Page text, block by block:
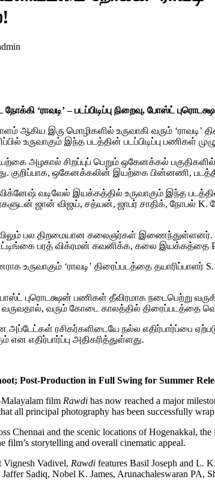
‘ராவடி’ – படப்பிடிப்பு நிறைவு, போஸ்ட்
ஆகிய இரு மொழிகளில் உருவாகி வரும்
உருவாகும் இந்த படத்தின் படப்பிடிப்பு பணிகள்
அழகால் சிறப்புப் பெறும் ஒகேனக்கல்
குறிப்பாக, ஒகேனக்கலின் இயற்கை பின்னணி,
வடிவேல் இயக்கத்தில் உருவாகும் இந்த
ஜான் விஜய், சத்யன், ஜாபர் சாதிக், நோபல்
பல திறமையான கலைஞர்கள்
பரத் விக்ரமன் கவனிக்க, கலை இயக்கத்தை
உருவாகும் ‘ராவடி’ திரைப்படத்தை
புரொடக்ஷன் பணிகள் தீவிரமாக நடைபெற்று
வரும் கோடை காலத்தில் திரைப்படத்தை
ரசிகர்களிடையே நல்ல எதிர்பார்ப்பை
என எதிர்பார்ப்பு அதிகரித்துள்ளது.
Post-Production in Full Swing for Summer
film Rawdi has now reached a major
all principal photography has been successfully
Chennai and the scenic locations of Hogenakkal,
film’s storytelling and overall cinematic appeal.
Vignesh Vadivel, Rawdi features Basil Joseph and L.
Sadiq, Nobel K. James, Arunachaleswaran PA,